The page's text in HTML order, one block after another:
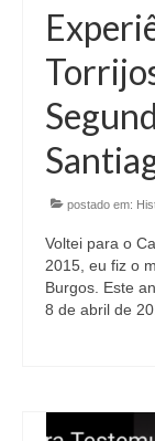
postado em:
Voltei para o
2015, eu fiz o
Burgos. Este
8 de abril de